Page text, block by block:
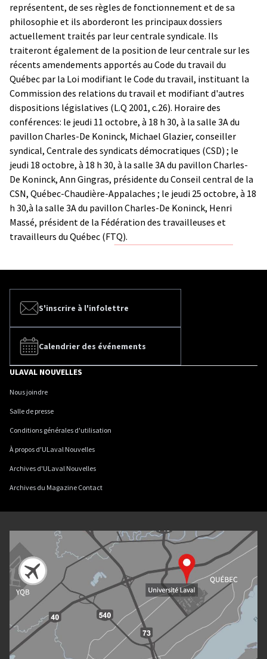
représentent, de ses règles de fonctionnement et de sa
philosophie et ils aborderont les principaux dossiers
actuellement traités par leur centrale syndicale. Ils
traiteront également de la position de leur centrale sur les
récents amendements apportés au Code du travail du
Québec par la Loi modifiant le Code du travail, instituant la
Commission des relations du travail et modifiant d'autres
dispositions législatives (L.Q 2001, c.26). Horaire des
conférences: le jeudi 11 octobre, à 18 h 30, à la salle 3A du
pavillon Charles-De Koninck, Michael Glazier, conseiller
syndical, Centrale des syndicats démocratiques (CSD) ; le
jeudi 18 octobre, à 18 h 30, à la salle 3A du pavillon Charles-
De Koninck, Ann Gingras, présidente du Conseil central de la
CSN, Québec-Chaudière-Appalaches ; le jeudi 25 octobre, à 18
h 30,à la salle 3A du pavillon Charles-De Koninck, Henri
Massé, président de la Fédération des travailleuses et
travailleurs du Québec (FTQ).
S'inscrire à l'infolettre
Calendrier des événements
ULAVAL NOUVELLES
Nous joindre
Salle de presse
Conditions générales d'utilisation
À propos d'ULaval Nouvelles
Archives d'ULaval Nouvelles
Archives du Magazine Contact